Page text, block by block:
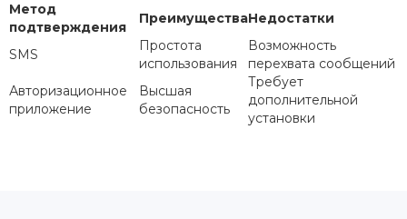
Метод
подтверждения
ПреимуществаНедостатки
SMS
Простота
использования
Возможность
перехвата сообщений
Авторизационное
приложение
Высшая
безопасность
Требует
дополнительной
установки